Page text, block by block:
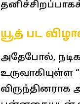
யூத் பட
அதேபோல்,
உருவாகியுள்ள